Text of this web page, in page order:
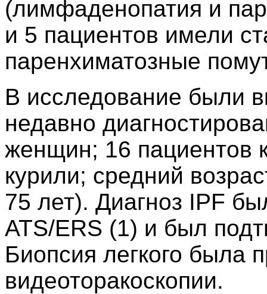
(лимфаденопатия и
и 5 пациентов имели
паренхиматозные
В исследование были
недавно
женщин; 16 пациентов
курили; средний
75 лет). Диагноз IPF
ATS/ERS (1) и был
Биопсия легкого была
видеоторакоскопии.